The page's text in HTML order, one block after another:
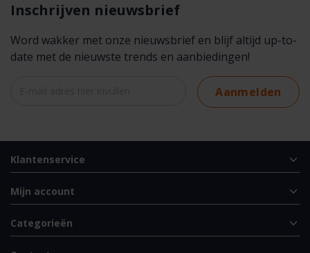
Inschrijven nieuwsbrief
Word wakker met onze nieuwsbrief en blijf altijd up-to-
date met de nieuwste trends en aanbiedingen!
Aanmelden
Klantenservice
Mijn account
Categorieën